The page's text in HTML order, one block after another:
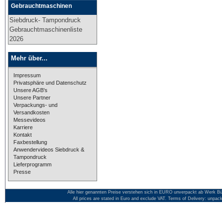
Gebrauchtmaschinen
Siebdruck- Tampondruck
Gebrauchtmaschinenliste
2026
Mehr über...
Impressum
Privatsphäre und Datenschutz
Unsere AGB's
Unsere Partner
Verpackungs- und
Versandkosten
Messevideos
Karriere
Kontakt
Faxbestellung
Anwendervideos Siebdruck &
Tampondruck
Lieferprogramm
Presse
Alle hier genannten Preise verstehen sich in EURO unverpackt ab Werk
All prices are stated in Euro and exclude VAT. Terms of Delivery: